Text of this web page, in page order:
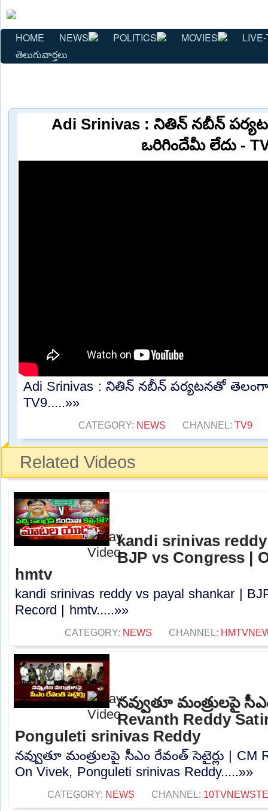
HOME NEWS POLITICS MOVIES
తెలుగువార్తలు
Adi Srinivas : నితిన్ నబీన్
ఒరిగిందేమీ లేదు -
Adi Srinivas : నితిన్ నబీన్ పర్యటనతో
TV9.....»»
CATEGORY: NEWS CHANNEL:TV9
Related Videos
kandi srinivas
BJP vs Congress |
hmtv
kandi srinivas reddy vs payal shankar |
Record | hmtv.....»»
CATEGORY: NEWS CHANNEL:
నవ్వుతూ మంత్రులపై
Revanth Reddy
Ponguleti srinivas Reddy
నవ్వుతూ మంత్రులపై సీఎం రేవంత్ సెటైర్లు | CM
On Vivek, Ponguleti srinivas Reddy.....»»
CATEGORY: NEWS CHANNEL: